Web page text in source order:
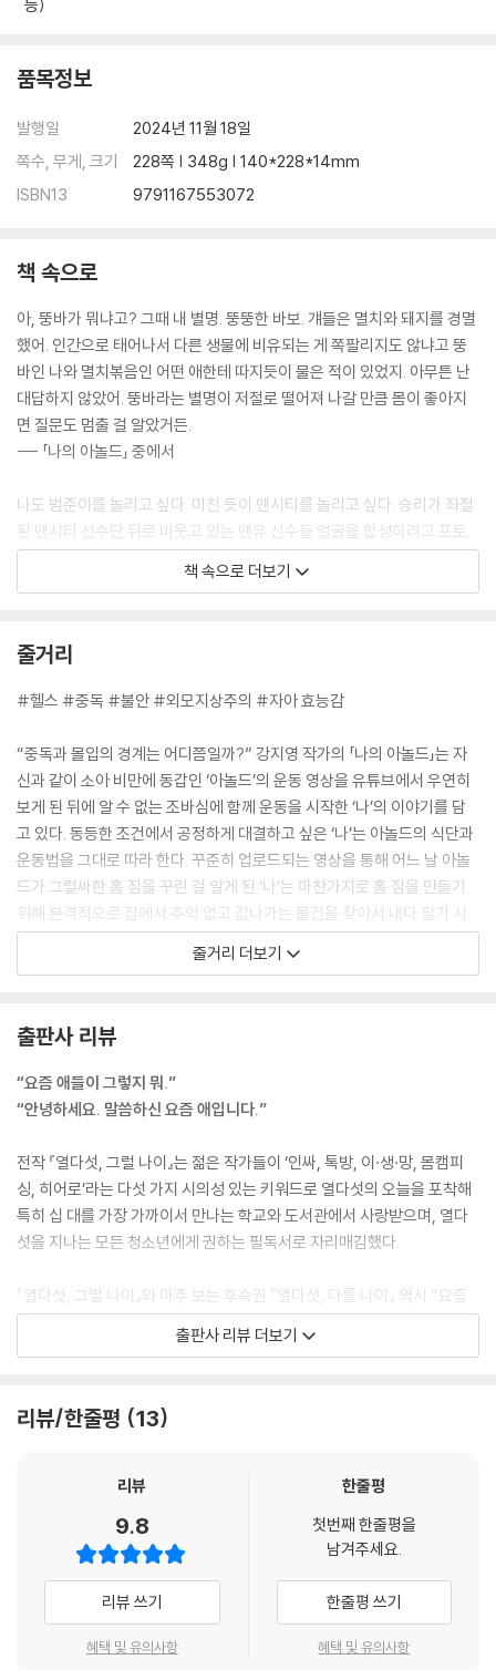
등)
품목정보
발행일
2024년 11월 18일
쪽수, 무게, 크기
228쪽 | 348g | 140*228*14mm
ISBN13
9791167553072
책 속으로
아, 뚱바가 뭐냐고? 그때 내 별명. 뚱뚱한 바보. 걔들은 멸치와 돼지를 경멸
했어. 인간으로 태어나서 다른 생물에 비유되는 게 쪽팔리지도 않냐고 뚱
바인 나와 멸치볶음인 어떤 애한테 따지듯이 물은 적이 있었지. 아무튼 난
대답하지 않았어. 뚱바라는 별명이 저절로 떨어져 나갈 만큼 몸이 좋아지
면 질문도 멈출 걸 알았거든.
--- 「나의 아놀드」 중에서
나도 범준이를 놀리고 싶다. 미친 듯이 맨시티를 놀리고 싶다. 승리가 좌절
된 맨시티 선수단 뒤로 비웃고 있는 맨유 선수들 얼굴을 합성하려고 포토
샵도 공부했는데, 정작 써먹을 일이 없네. 어제도 맨유는 지고 맨시티는 이
한번은 1반 정명진―전교 5등의 수재다―에게 너는 아침에 일어났을 때
네가 어젯밤 잠들기 전의 너와 같은 사람이라는 걸 어떻게 확신할 수 있느
도 침묵하더니 초콜릿 범벅이 된 입술로 “오우. 개 쉬운데. 명찰에 적혀 있
잖아.”라고 대답했다.
--- 「안전하고 완벽한 기억 보존을 위한 영원중 갓기의 시크릿 플랜」 중에
서
상관없었다. 친구 따위 없다고 외로워지진 않을 거다. 엄마 아빠가 날 이해
해 주지 않아도, 그래, 이것도 상관없었다. 어차피 집에 있으나 마나 같이
얘기도 하지 않는 어른들, 공기인 셈 치자. 나는 특별한 사람이다. 뭐든지
혼자 해 버릴 수 있는 특별한 사람!
--- 「형태 마음의 형태」 중에서
선생님도 솔이에게 호통을 쳤다. 남들 다 하는 것. 어렵지 않은 것. 하면 되
조소를 머금은 채 솔이를 쳐다봤다.
그런 아이들의 시선은 솔이에게 또 다른 스트레스로 다가왔다. 그럴 수만
--- 「개의 시간」 중에서
책 속으로 더보기
줄거리
#헬스 #중독 #불안 #외모지상주의 #자아 효능감
“중독과 몰입의 경계는 어디쯤일까?” 강지영 작가의 「나의 아놀드」는 자
신과 같이 소아 비만에 동갑인 ‘아놀드’의 운동 영상을 유튜브에서 우연히
보게 된 뒤에 알 수 없는 조바심에 함께 운동을 시작한 ‘나’의 이야기를 담
고 있다. 동등한 조건에서 공정하게 대결하고 싶은 ‘나’는 아놀드의 식단과
운동법을 그대로 따라 한다. 꾸준히 업로드되는 영상을 통해 어느 날 아놀
드가 그럴싸한 홈 짐을 꾸린 걸 알게 된 ‘나’는 마찬가지로 홈 짐을 만들기
위해 본격적으로 집에서 추억 없고 값나가는 물건을 찾아서 내다 팔기 시
작한다.
“우리는 좋아하는 마음으로 하나 될 수 있을까?” 이민항 작가의 「더비」는
해외 축구 팬인 ‘나’와 그런 내가 좋아하는 팀의 라이벌 팀을 응원하는 같은
반 친구가 경기 성적으로 내기를 하며 벌어지는 이야기를 담고 있다. 기어
에서 초라한 기분을 느낀다. 벌칙으로 라이벌 팀 유니폼을 선물해 주기로
했는데 왜인지 해외 배송이 좀처럼 오지를 않는데……
#줄임말 #기억 #자아 정체감 #용기 #시작점
“나는 어제의 나와 같은 사람일까?” 조서월 작가의 「영원중 갓기의 기억
보존 시크릿 플랜」에는 방학마다 키가 급성장하는 동시에 중요한 기억을
하나씩 잊어버리는 주인공 현준이 등장한다. 원인을 알 수 없는 기억 상실
을 막고자, 중요한 것들을 나열한 주문을 외워 보지만 날마다 그 길이만 늘
받고 얼마 되지 않아 돌아가시고, 곧이어 모든 진실이 밝혀진다.
“말하지 않아도 마음을 알 수 있을까?” 청예 작가의 「형태 마음의 형태」는
형이 죽은 뒤 말이 없어진 집에서 속상함과 답답함을 느끼며 지내던 주인
공 형태가 어느 날 친한 친구와 크게 싸우고 혼자서도 할 수 있는 게임팩을
사려고 중고 거래를 하다가 우연히 스무 살 정도 되어 보이는 형을 친구로
사귀며 벌어지는 이야기다. 자신의 마음을 모두 아는 듯 말하는 형에게 반
항심을 느끼면서도 형의 조언을 귀담아듣는 형태는 과연 친구와 화해하게
줄거리 더보기
출판사 리뷰
“요즘 애들이 그렇지 뭐.”
“안녕하세요. 말씀하신 요즘 애입니다.”
전작 『열다섯, 그럴 나이』는 젊은 작가들이 ‘인싸, 톡방, 이·생·망, 몸캠피
싱, 히어로’라는 다섯 가지 시의성 있는 키워드로 열다섯의 오늘을 포착해
특히 십 대를 가장 가까이서 만나는 학교와 도서관에서 사랑받으며, 열다
섯을 지나는 모든 청소년에게 권하는 필독서로 자리매김했다.
『열다섯, 그럴 나이』와 마주 보는 후속권 『열다섯, 다를 나이』 역시 “요즘
애들은 알 수 없다니까.”라는 말에서 ‘요즘 애들’을 맡고 있는 다섯 청소년
을 만난다. 어딘가 조금 다른, 그러나 자세히 들여다보기 전까지는 여느 십
‘열다섯’이라는 나이에 만나는 미묘하고 예민한 관계와 그 속에서 겪는 갈
자기만의 특별함과 설렘, 힘듦을 추억하기에 ‘평범한 학창 시절’이라는 말
서는 살아남을 수 없는 혹은 결코 평범하게는 지나올 수 없는 청소년기를
보내고 있는 것은 아닌지 생각한다.
요즘 열다섯이 살아가는 세계는 이전─‘이전’을 어디까지로 잡느냐에 따라
다르겠지만 가깝게는 정보화 시대가 개막한 무렵을 떠올려 보자─과 비슷
출판사 리뷰 더보기
리뷰/한줄평 13
리뷰
9.8
리뷰 쓰기
혜택 및 유의사항
한줄평
첫번째 한줄평을
남겨주세요.
한줄평 쓰기
혜택 및 유의사항